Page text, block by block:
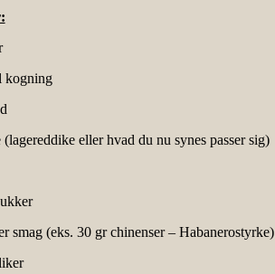
kogning
eller hvad du nu synes passer sig)
smag (eks. 30 gr chinenser – Habanerostyrke)